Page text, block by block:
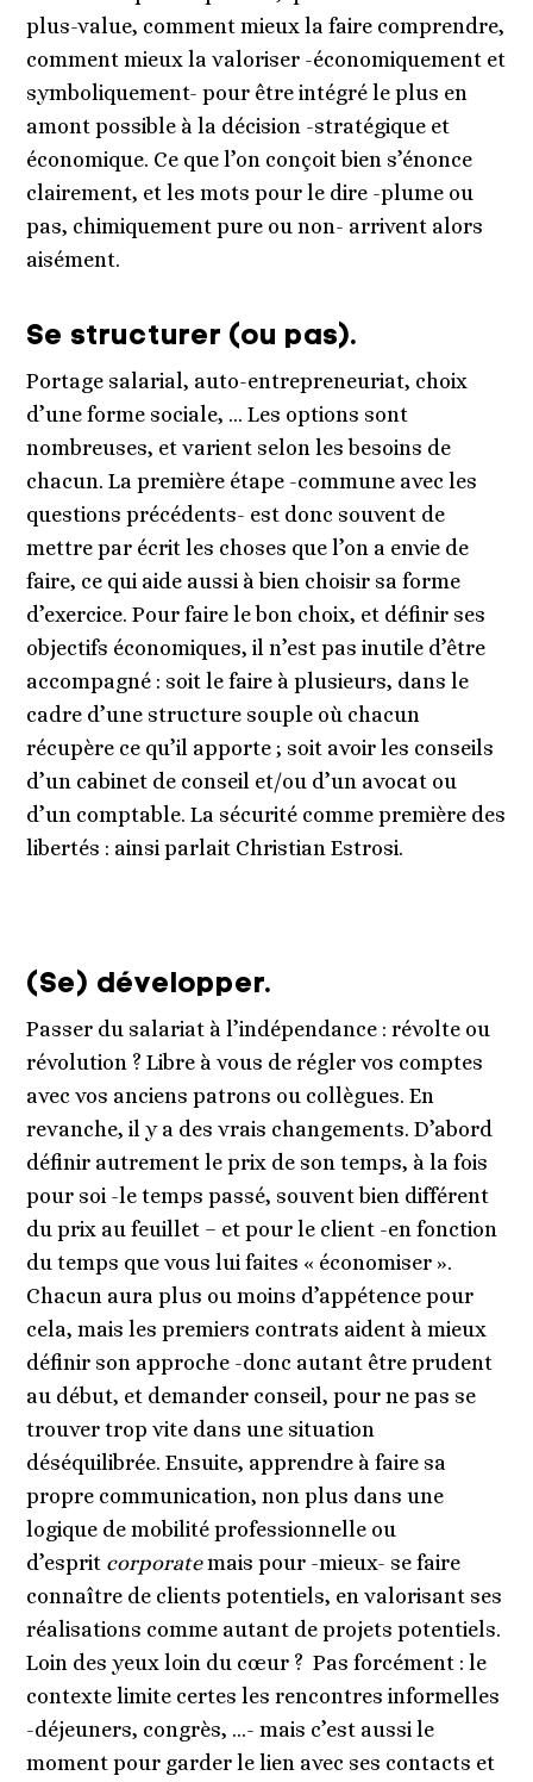
plus-value, comment mieux la faire comprendre,
comment mieux la valoriser -économiquement et
symboliquement- pour être intégré le plus en
amont possible à la décision -stratégique et
économique. Ce que l’on conçoit bien s’énonce
clairement, et les mots pour le dire -plume ou
pas, chimiquement pure ou non- arrivent alors
aisément.
Se structurer (ou pas).
Portage salarial, auto-entrepreneuriat, choix
d’une forme sociale, … Les options sont
nombreuses, et varient selon les besoins de
chacun. La première étape -commune avec les
questions précédents- est donc souvent de
mettre par écrit les choses que l’on a envie de
faire, ce qui aide aussi à bien choisir sa forme
d’exercice. Pour faire le bon choix, et définir ses
objectifs économiques, il n’est pas inutile d’être
accompagné : soit le faire à plusieurs, dans le
cadre d’une structure souple où chacun
récupère ce qu’il apporte ; soit avoir les conseils
d’un cabinet de conseil et/ou d’un avocat ou
d’un comptable. La sécurité comme première des
libertés : ainsi parlait Christian Estrosi.
(Se) développer.
Passer du salariat à l’indépendance : révolte ou
révolution ? Libre à vous de régler vos comptes
avec vos anciens patrons ou collègues. En
revanche, il y a des vrais changements. D’abord
définir autrement le prix de son temps, à la fois
pour soi -le temps passé, souvent bien différent
du prix au feuillet – et pour le client -en fonction
du temps que vous lui faites « économiser ».
Chacun aura plus ou moins d’appétence pour
cela, mais les premiers contrats aident à mieux
définir son approche -donc autant être prudent
au début, et demander conseil, pour ne pas se
trouver trop vite dans une situation
déséquilibrée. Ensuite, apprendre à faire sa
propre communication, non plus dans une
logique de mobilité professionnelle ou
d’esprit corporatemais pour -mieux- se faire
connaître de clients potentiels, en valorisant ses
réalisations comme autant de projets potentiels.
Loin des yeux loin du cœur ? Pas forcément : le
contexte limite certes les rencontres informelles
-déjeuners, congrès, …- mais c’est aussi le
moment pour garder le lien avec ses contacts et